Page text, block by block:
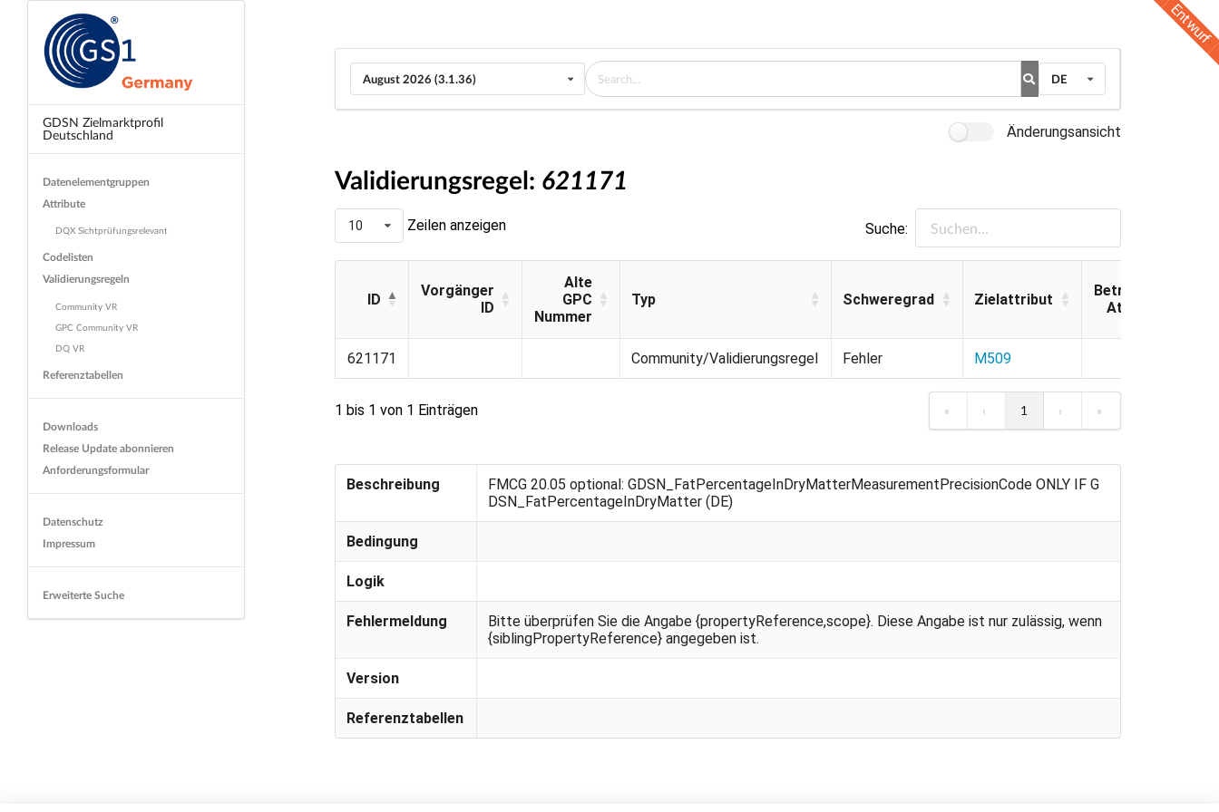
Entwurf
GDSN Zielmarktprofil
Deutschland
Datenelementgruppen
Attribute
DQX Sichtprüfungsrelevant
Codelisten
Validierungsregeln
Community VR
GPC Community VR
DQ VR
Referenztabellen
Downloads
Release Update abonnieren
Anforderungsformular
Datenschutz
Impressum
Erweiterte Suche
August 2026 (3.1.36) DE
Änderungsansicht
Validierungsregel: 621171
10 Zeilen anzeigen Suche:
ID
Vorgänger
ID
Alte
GPC
Nummer
Typ Schweregrad Zielattribut
Betroffene
Attribute
Nummer
621171 Community/Validierungsregel Fehler M509
1 bis 1 von 1 Einträgen « ‹ 1 › »
Beschreibung
FMCG 20.05 optional: GDSN_FatPercentageInDryMatterMeasurementPrecisionCode ONLY IF G
DSN_FatPercentageInDryMatter (DE)
Bedingung
Logik
Fehlermeldung
Bitte überprüfen Sie die Angabe {propertyReference,scope}. Diese Angabe ist nur zulässig, wenn
{siblingPropertyReference} angegeben ist.
Version
Referenztabellen